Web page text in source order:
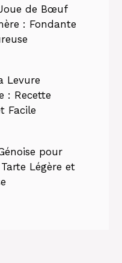
de Bœuf
: Fondante
Levure
: Recette
Facile
pour
Légère et